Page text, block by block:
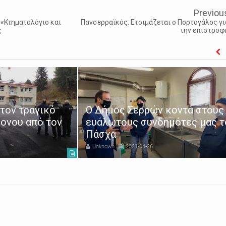
και
Πανσερραϊκός: Ετοιμάζεται ο Πορτογάλος
την
στους
μας το
Χρυσάφης: Δεν ξεχνούμε το
έγκλημα κατά των Αρμενίων
Unknown 2021-04-24